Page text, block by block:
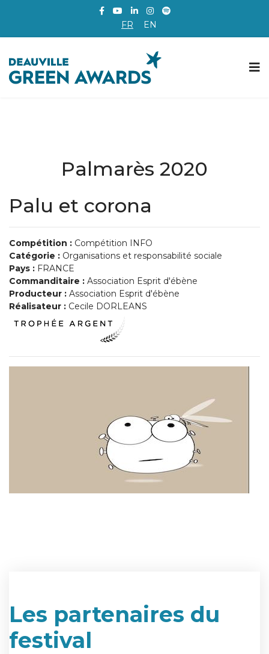
FR EN
Palmarès 2020
Palu et corona
Compétition : Compétition INFO
Catégorie : Organisations et responsabilité sociale
Pays : FRANCE
Commanditaire : Association Esprit d'ébène
Producteur : Association Esprit d'ébène
Réalisateur : Cecile DORLEANS
Les partenaires du
festival